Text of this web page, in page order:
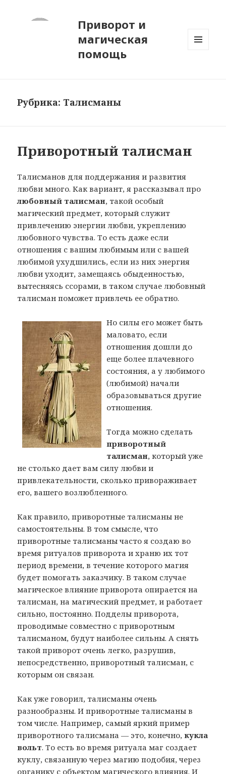
Приворот и
магическая
помощь
Рубрика: Талисманы
Приворотный талисман
Талисманов для поддержания и развития
любви много. Как вариант, я рассказывал про
любовный талисман, такой особый
магический предмет, который служит
привлечению энергии любви, укреплению
любовного чувства. То есть даже если
отношения с вашим любимым или с вашей
любимой ухудшились, если из них энергия
любви уходит, замещаясь обыденностью,
вытесняясь ссорами, в таком случае любовный
талисман поможет привлечь ее обратно.
Но силы его может быть
маловато, если
отношения дошли до
еще более плачевного
состояния, а у любимого
(любимой) начали
образовываться другие
отношения.
Тогда можно сделать
приворотный
талисман, который уже
не столько дает вам силу любви и
привлекательности, сколько привораживает
его, вашего возлюбленного.
Как правило, приворотные талисманы не
самостоятельны. В том смысле, что
приворотные талисманы часто я создаю во
время ритуалов приворота и храню их тот
период времени, в течение которого магия
будет помогать заказчику. В таком случае
магическое влияние приворота опирается на
талисман, на магический предмет, и работает
сильно, постоянно. Подделы приворота,
проводимые совместно с приворотным
талисманом, будут наиболее сильны. А снять
такой приворот очень легко, разрушив,
непосредственно, приворотный талисман, с
которым он связан.
Как уже говорил, талисманы очень
разнообразны. И приворотные талисманы в
том числе. Например, самый яркий пример
приворотного талисмана — это, конечно,кукла
вольт. То есть во время ритуала маг создает
куклу, связанную через магию подобия, через
органику с объектом магического влияния. И